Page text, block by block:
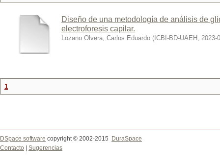
Diseño de una metodología de análisis de
electroforesis capilar.
Lozano Olvera, Carlos Eduardo ( ICBI-BD-UAEH , 2023-
1
DSpace software copyright © 2002-2015
DuraSpace
Contacto
Sugerencias